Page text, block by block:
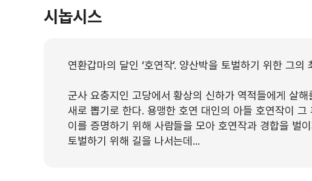
시놉시스
연환갑마의 달인 ‘호연작’. 양산박을 토벌하기 위한 그의
군사 요충지인 고당에서 황상의 신하가 역적들에게 살
새로 뽑기로 한다. 용맹한 호연 대인의 아들 호연작이
이를 증명하기 위해 사람들을 모아 호연작과 경합을 벌
토벌하기 위해 길을 나서는데...